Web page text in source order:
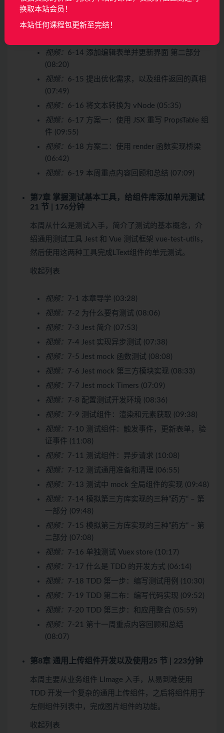
(06:27)
视频：6-13 添加编辑表单并更新界面 第一部分
视频： 6-14 添加编辑表单并更新界面 第二部分
(08:20)
视频： 6-15 提出优化需求，以及组件返回的真相
(07:49)
视频： 6-16 将文本转换为 vNode (05:35)
视频： 6-17 方案一：使用 JSX 重写 PropsTable 组
件 (09:55)
视频： 6-18 方案二：使用 render 函数实现桥梁
(06:42)
视频： 6-19 本周重点内容回顾和总结 (07:09)
第7章 掌握测试基本工具，给组件库添加单元测试
21 节 | 176分钟
本周从什么是测试入手，简介了测试的基本概念，介
绍通用测试工具 Jest 和 Vue 测试框架 vue-test-utils，
然后使用这两种工具完成LText组件的单元测试。
收起列表
视频：
7-1 本章导学 (03:28)
视频：
7-2 为什么要有测试 (08:06)
视频：
7-3 Jest 简介 (07:53)
视频：
7-4 Jest 实现异步测试 (07:38)
视频：
7-5 Jest mock 函数测试 (08:08)
视频：
7-6 Jest mock 第三方模块实现 (08:33)
视频：
7-7 Jest mock Timers (07:09)
视频：
7-8 配置测试开发环境 (08:36)
视频：
7-9 测试组件：渲染和元素获取 (09:38)
视频：
7-10 测试组件：触发事件，更新表单，验
证事件 (11:08)
视频：
7-11 测试组件：异步请求 (10:08)
视频：
7-12 测试通用准备和清理 (06:55)
视频：
7-13 测试中 mock 全局组件的实现 (09:48)
视频：
7-14 模拟第三方库实现的三种”药方“ – 第
一部分 (09:48)
视频：
7-15 模拟第三方库实现的三种”药方“ – 第
二部分 (07:08)
视频：
7-16 单独测试 Vuex store (10:17)
视频：
7-17 什么是 TDD 的开发方式 (06:14)
视频：
7-18 TDD 第一步：编写测试用例 (10:30)
视频：
7-19 TDD 第二布：编写代码实现 (09:52)
视频：
7-20 TDD 第三步：和应用整合 (05:59)
视频：
7-21 第十一周重点内容回顾和总结
(08:07)
第8章 通用上传组件开发以及使用 25 节 | 223分钟
本周主要从业务组件 LImage 入手，从易到难使用
TDD 开发一个复杂的通用上传组件，之后将组件用于
左侧组件列表中，完成图片组件的功能。
收起列表
换取本站会员！
本站任何课程包更新至完结！